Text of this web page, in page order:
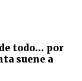
todo... por
suene a